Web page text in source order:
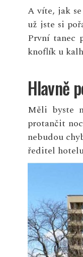
A víte, jak
už jste si
První tanec
knoflík u
Hlavně
Měli byste
protančit
nebudou
ředitel